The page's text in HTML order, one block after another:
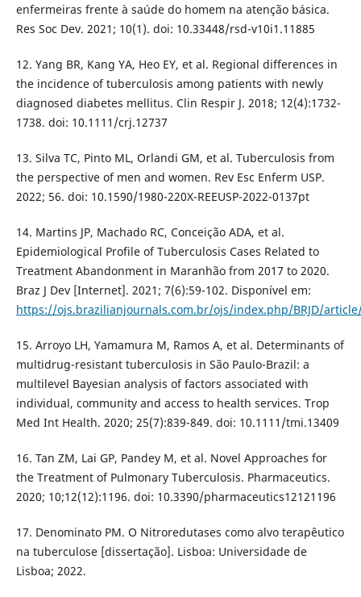
enfermeiras frente à saúde do homem na atenção básica.
Res Soc Dev. 2021; 10(1). doi: 10.33448/rsd-v10i1.11885
12. Yang BR, Kang YA, Heo EY, et al. Regional differences in
the incidence of tuberculosis among patients with newly
diagnosed diabetes mellitus. Clin Respir J. 2018; 12(4):1732-
1738. doi: 10.1111/crj.12737
13. Silva TC, Pinto ML, Orlandi GM, et al. Tuberculosis from
the perspective of men and women. Rev Esc Enferm USP.
2022; 56. doi: 10.1590/1980-220X-REEUSP-2022-0137pt
14. Martins JP, Machado RC, Conceição ADA, et al.
Epidemiological Profile of Tuberculosis Cases Related to
Treatment Abandonment in Maranhão from 2017 to 2020.
Braz J Dev [Internet]. 2021; 7(6):59-102. Disponível em:
https://ojs.brazilianjournals.com.br/ojs/index.php/BRJD/
15. Arroyo LH, Yamamura M, Ramos A, et al. Determinants of
multidrug-resistant tuberculosis in São Paulo-Brazil: a
multilevel Bayesian analysis of factors associated with
individual, community and access to health services. Trop
Med Int Health. 2020; 25(7):839-849. doi: 10.1111/tmi.13409
16. Tan ZM, Lai GP, Pandey M, et al. Novel Approaches for
the Treatment of Pulmonary Tuberculosis. Pharmaceutics.
2020; 10;12(12):1196. doi: 10.3390/pharmaceutics12121196
17. Denominato PM. O Nitroredutases como alvo terapêutico
na tuberculose [dissertação]. Lisboa: Universidade de
Lisboa; 2022.